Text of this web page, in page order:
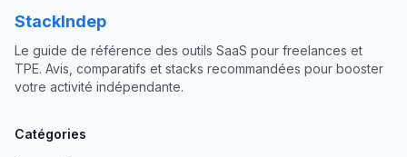
StackIndep
Le guide de référence des outils SaaS pour freelances et
TPE. Avis, comparatifs et stacks recommandées pour booster
votre activité indépendante.
Catégories